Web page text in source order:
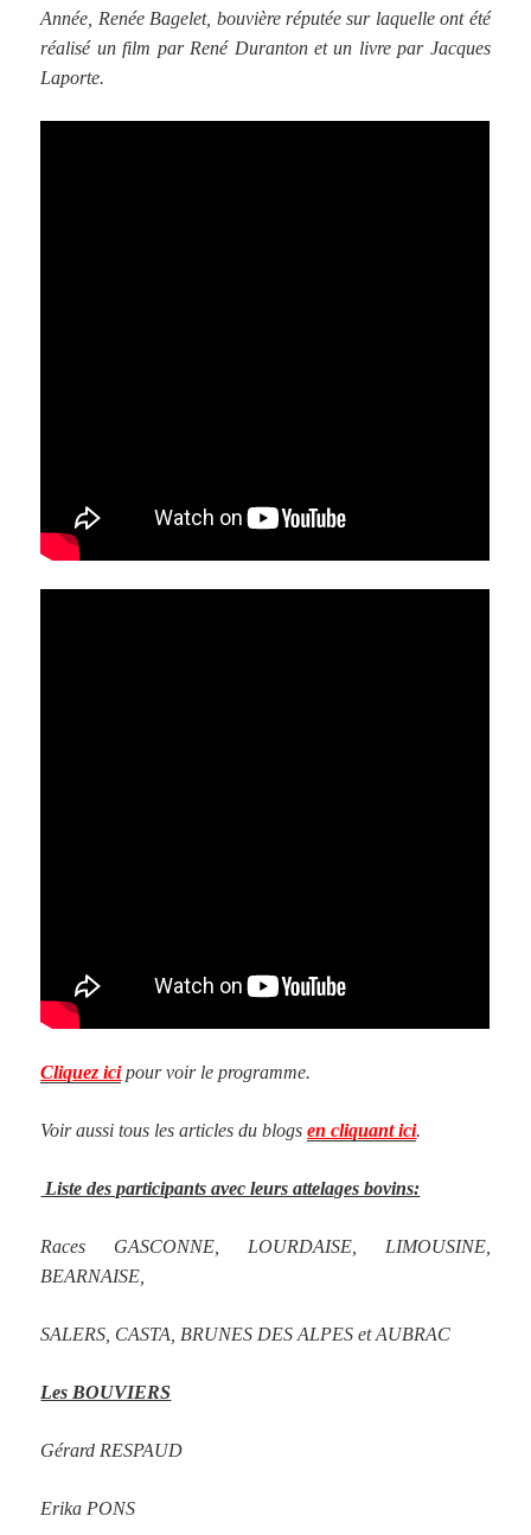
Année, Renée Bagelet, bouvière réputée sur laquelle ont été
réalisé un film par René Duranton et un livre par Jacques
Laporte.
Cliquez icipour voir le programme.
Voir aussi tous les articles du blogsen cliquant ici.
Liste des participants avec leurs attelages bovins:
Races GASCONNE, LOURDAISE, LIMOUSINE,
BEARNAISE,
SALERS, CASTA, BRUNES DES ALPES et AUBRAC
Les BOUVIERS
Gérard RESPAUD
Erika PONS